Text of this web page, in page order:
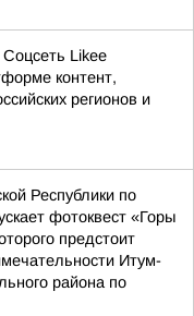
Likee
контент,
регионов и
Республики по
фотоквест «Горы
предстоит
Итум-
района по